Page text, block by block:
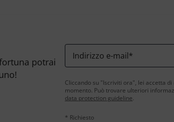
potrai
Indirizzo e-mail*
Cliccando su "Iscriviti ora", lei accetta
momento. Può trovare ulteriori
data protection guideline.
* Richiesto